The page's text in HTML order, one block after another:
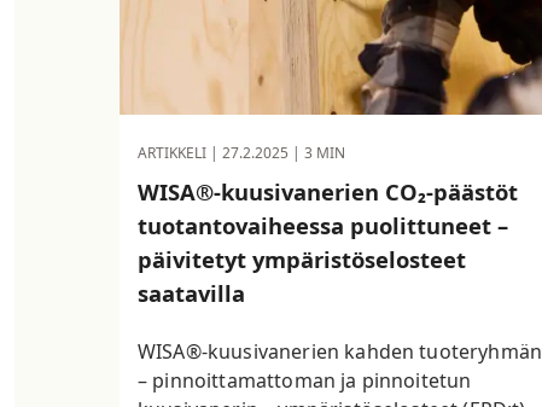
ARTIKKELI | 27.2.2025 | 3 MIN
WISA®-kuusivanerien CO₂-päästöt
tuotantovaiheessa puolittuneet –
päivitetyt ympäristöselosteet
saatavilla
WISA®-kuusivanerien kahden tuoteryhmän
– pinnoittamattoman ja pinnoitetun